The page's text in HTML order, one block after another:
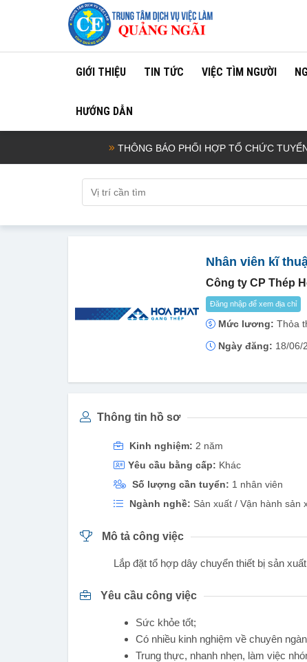
GIỚI THIỆU TIN TỨC VIỆC TÌM NGƯỜI
HƯỚNG DẪN
THÔNG BÁO PHỐI HỢP TỔ CHỨC TUYỂN
Nhân viên kĩ
Công ty CP Thép
Đăng nhập để xem địa chỉ
Mức lương: Thỏa
Ngày đăng: 18/06/
Thông tin hồ sơ
Kinh nghiệm: 2 năm
Yêu cầu bằng cấp: Khác
Số lượng cần tuyển: 1 nhân viên
Ngành nghề: Sản xuất / Vận hành sản
Mô tả công việc
Lắp đặt tổ hợp dây chuyển thiết bị sản
Yêu cầu công việc
Sức khỏe tốt;
Có nhiều kinh nghiệm về chuyên
Trung thực, nhanh nhẹn, làm việc